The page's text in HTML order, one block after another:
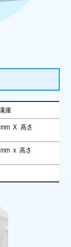
庫
X 高さ
x 高さ